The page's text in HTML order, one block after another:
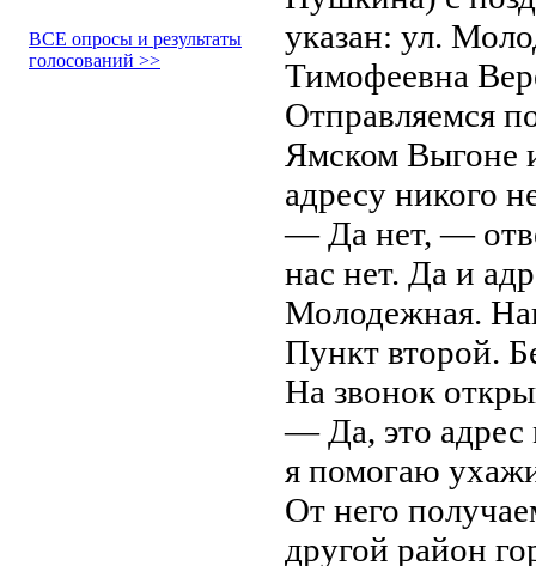
ВСЕ опросы и результаты
голосований >>
указан: ул.
Тимофеевна
Отправляемся
Ямском Выгоне
адресу никого
— Да нет, —
нас нет. Да и
Молодежная.
Пункт второй.
На звонок
— Да, это адрес
я помогаю
От него
другой район